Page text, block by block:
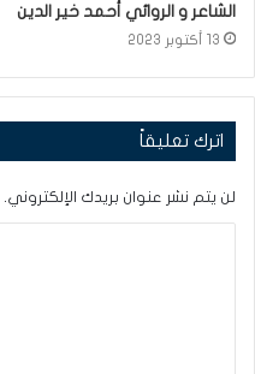
الشاعر و الروائي أحمد خير الدين
13 أكتوبر 2023
اترك تعليقاً
لن يتم نشر عنوان بريدك الإلكتروني.